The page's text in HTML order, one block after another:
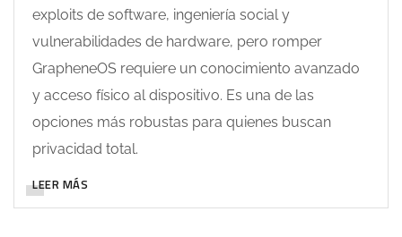
exploits de software, ingeniería social y
vulnerabilidades de hardware, pero romper
GrapheneOS requiere un conocimiento avanzado
y acceso físico al dispositivo. Es una de las
opciones más robustas para quienes buscan
privacidad total.
LEER MÁS